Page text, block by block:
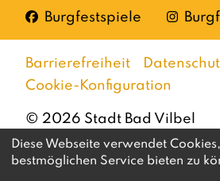
Facebook
Burgfestspiele
© 2026 Stadt Bad Vilbel
Barrierefreiheit
Cookie-Konfiguration
Diese Webseite verwendet
bestmöglichen Service bieten zu